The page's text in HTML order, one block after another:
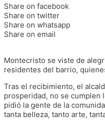
Share on facebook
Share on twitter
Share on whatsapp
Share on email
Montecristo se viste de
residentes del barrio,
Tras el recibimiento, el
prosperidad, no se cumplen
pidió la gente de la
tanta belleza, tanto arte,